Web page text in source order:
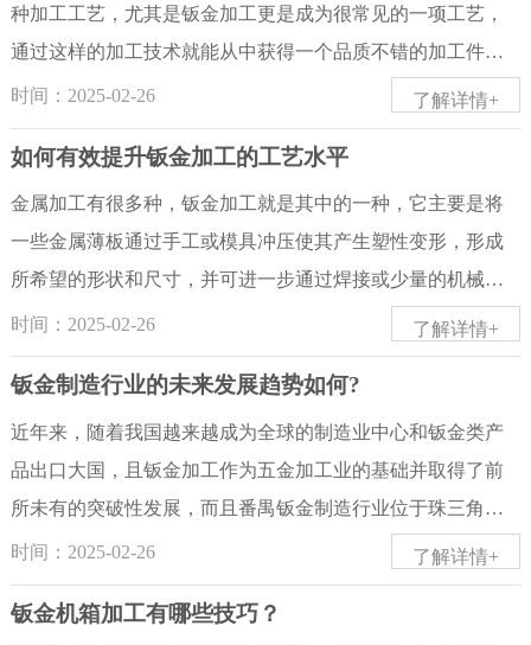
维，也给生活添加了更多光彩。钣金加工是工业生产活动中
金属加工的主要组成部分，也是钣金制品成形的重要工序。
其应用领域十分广泛，比如各种家电、设备、仪器的金属外
壳，路上的广告牌、垃圾箱和我们经常使用的充电桩、洗衣
机、电脑的机箱、锂电池外壳箱体等都是经由钣金加工出来
的成品。钣金加工行业一直都跟我们的生活息息相关，几乎
出现在各行各...
生的可控制措施有：⑴加强“质量至上、用户至上”的质量意识
教育，建立健全质量责任制。⑵编写明确详细的钣金外壳加
工操作流程——加强工序专业培训，颁发操作合格证。⑶加
强“三检”工作，适当增加检验的频次(包括自检)。二、机器设
备主要控制措施有：⑴加强钣金外壳加工设备维护和保养，
定期检测设备的关键精度和性能项目，并建立设备关键部位
日点检制度，对工序质量控制点的设备进行重点控制。⑵采
用首件检验制度，核实定位或定量装置的调整量(如折弯机后
挡料BG的一次定位精度补偿)。⑶尽可能使用数控机床，减少
对工人操作可靠性的依赖。⑷逐步建立TPM管理体系，即通
过建立一个全系统员工参与的生产维修活动，使设备性能达
到优秀。三、钣金加工工艺工艺方法包括工艺流程...
种加工工艺，尤其是钣金加工更是成为很常见的一项工艺，
通过这样的加工技术就能从中获得一个品质不错的加工件，
当然在进行加工的过程中，还需要做好多个方面，只有这样
才能避免出现损坏的情况。一方面、按照正确的方式完成加
工操作很多厂家在进行钣金加工的过程中，还是会担心工件
出现损坏的情况，主要还是因为厂家在操作方面没有注意，
结果导致在加工操作中出现一些问题，所以在进行加工的过
程中，还是应该了解下具体的加工规范，按照正确的规范进
行加工操作，才能有效保证加工品质，避免出现其他问题。
二方面、采用合适的方式完成加工在钣金加工的过程中，厂
家还是需要注意选择合适的方式来进行加工。毕竟当前的钣
金材料还是会有所不同，在厚度上，还有具体的特性上都是
有差别的，另外厂家在加工要求上也是有一定差别的，因此
在加工之前，也是需要对其中的加工方式进行了解，按照正
确的方式完成加工，才能确保其加工效果。其实钣金加工这
一工艺并不难，但是有些厂家在加工后的产品出现损坏，则
是要了解下具体的原因，这一点很重要。而且厂家还应该注
了解详情+
时间：2025-02-26
如何有效提升钣金加工的工艺水平
金属加工有很多种，钣金加工就是其中的一种，它主要是将
一些金属薄板通过手工或模具冲压使其产生塑性变形，形成
所希望的形状和尺寸，并可进一步通过焊接或少量的机械加
工形成更复杂的产品。尤其是随着人们对于质量的提高，提
升钣金加工工艺水平，生产出更为优质的钣金件已经是一种
势在必行的发展趋势。那么您知道如何有效提升钣金加工的
工艺水平吗?下面五金小编为您介绍：钣金加工有效提升钣金
加工工艺水平的方法：一、加强钣金加工技术的研究。钣金
加工的可塑性让钣金加工迅速成长，钣金加工相较其它加工
技术优势就是可塑性，钣金加工的塑性成形有三类：冷、温
与热;钣金加工塑性成形有三项研究势在必行：1、研讨钣金加
工塑性成形过程中有关力学的各种解法，以剖析变形体内的
了解详情+
时间：2025-02-26
钣金制造行业的未来发展趋势如何?
近年来，随着我国越来越成为全球的制造业中心和钣金类产
品出口大国，且钣金加工作为五金加工业的基础并取得了前
所未有的突破性发展，而且番禺钣金制造行业位于珠三角一
带，刚好处于发展上升时期，对于客户的部分需求暂时未能
满足，那么未来发展的趋势将会如何?一起来分析下。我国加
入世贸组织已有多年，而目前的钣金制造业仍然是一盆三
了解详情+
时间：2025-02-26
钣金机箱加工有哪些技巧？